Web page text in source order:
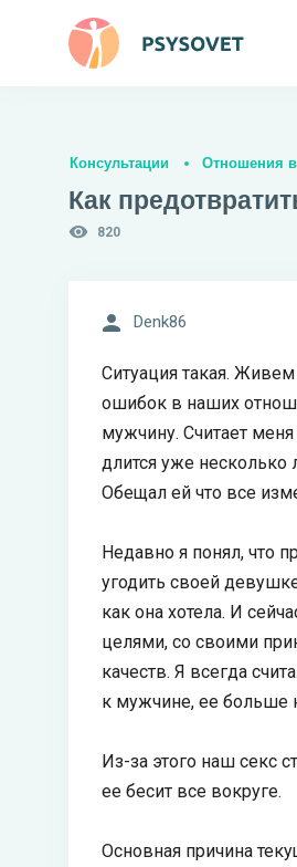
Консультации Отношения
Как
820
Denk86
Ситуация такая.
ошибок в наших
мужчину. Считает
длится уже несколько
Обещал ей что все
Недавно я понял, что
угодить своей
как она хотела. И
целями, со своими
качеств. Я всегда
к мужчине, ее больше
Из-за этого наш секс
ее бесит все вокруге.
Основная причина